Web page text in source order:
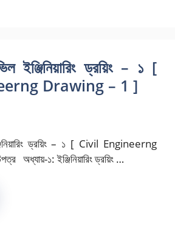
ইঞ্জিনিয়ারিং ড্রয়িং – ১ [
Drawing – 1 ]
ড্রয়িং – ১ [ Civil Engineerng
১: ইঞ্জিনিয়ারিং ড্রয়িং …